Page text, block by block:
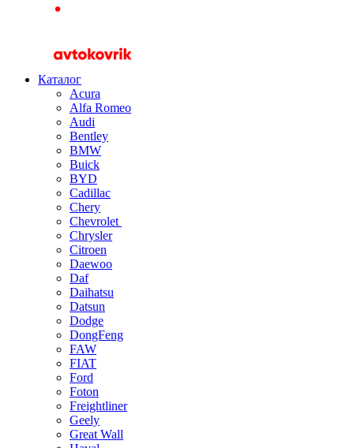
Каталог
Acura
Alfa Romeo
Audi
Bentley
BMW
Buick
BYD
Cadillac
Chery
Chevrolet
Chrysler
Citroen
Daewoo
Daf
Daihatsu
Datsun
Dodge
DongFeng
FAW
FIAT
Ford
Foton
Freightliner
Geely
Great Wall